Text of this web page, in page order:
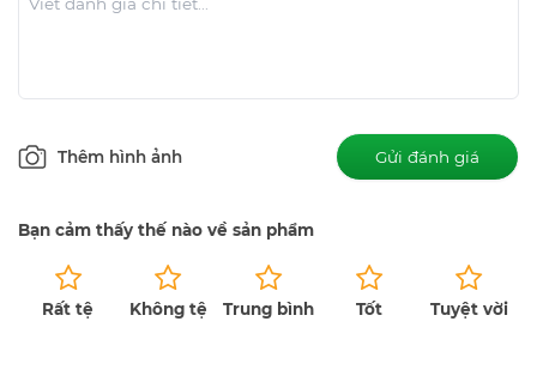
Thêm hình ảnh Gửi đánh giá
Bạn cảm thấy thế nào về sản phẩm
Rất tệ Không tệ Trung bình Tốt Tuyệt vời